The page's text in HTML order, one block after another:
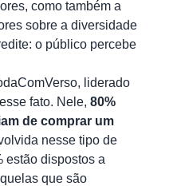
como também a
sobre a diversidade
o público percebe
, liderado
fato. Nele, 80%
de comprar um
nesse tipo de
estão dispostos a
que são